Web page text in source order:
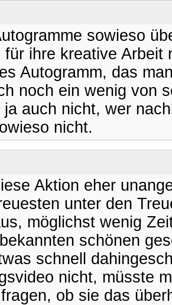
sowieso
für ihre kreative
Autogramm, das
noch ein wenig von
ja auch nicht, wer
nicht.
Aktion eher
unter den
möglichst wenig
schönen
schnell
nicht, müsste
ob sie das